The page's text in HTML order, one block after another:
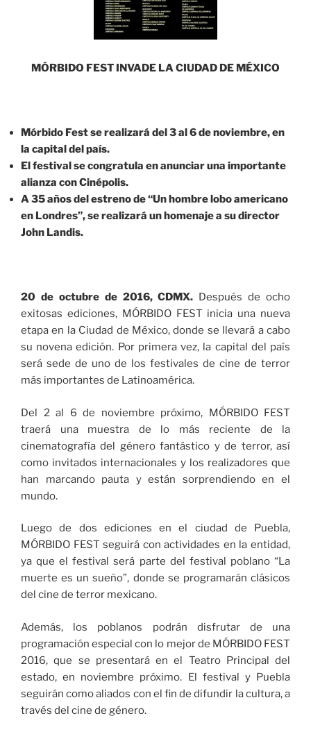
MÓRBIDO FEST INVADE LA CIUDAD DE MÉXICO
Mórbido Fest se realizará del 3 al 6 de noviembre, en
la capital del país.
El festival se congratula en anunciar una importante
alianza con Cinépolis.
A 35 años del estreno de “Un hombre lobo americano
en Londres”, se realizará un homenaje a su director
John Landis.
20 de octubre de 2016, CDMX. Después de ocho
exitosas ediciones, MÓRBIDO FEST inicia una nueva
etapa en la Ciudad de México, donde se llevará a cabo
su novena edición. Por primera vez, la capital del país
será sede de uno de los festivales de cine de terror
más importantes de Latinoamérica.
Del 2 al 6 de noviembre próximo, MÓRBIDO FEST
traerá una muestra de lo más reciente de la
cinematografía del género fantástico y de terror, así
como invitados internacionales y los realizadores que
han marcando pauta y están sorprendiendo en el
mundo.
Luego de dos ediciones en el ciudad de Puebla,
MÓRBIDO FEST seguirá con actividades en la entidad,
ya que el festival será parte del festival poblano “La
muerte es un sueño”, donde se programarán clásicos
del cine de terror mexicano.
Además, los poblanos podrán disfrutar de una
programación especial con lo mejor de MÓRBIDO FEST
2016, que se presentará en el Teatro Principal del
estado, en noviembre próximo. El festival y Puebla
seguirán como aliados con el fin de difundir la cultura, a
través del cine de género.